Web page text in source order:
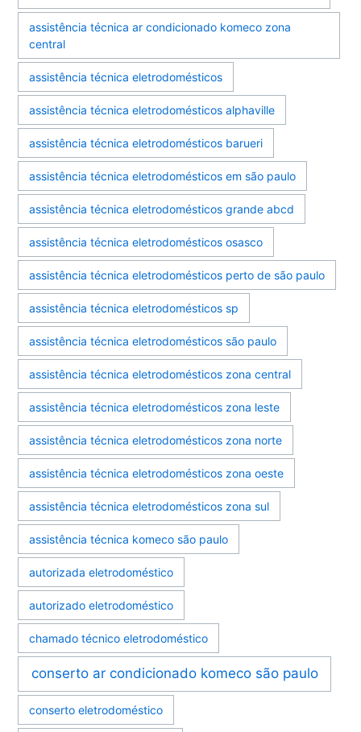
assistência técnica ar condicionado komeco zona
central
assistência técnica eletrodomésticos
assistência técnica eletrodomésticos alphaville
assistência técnica eletrodomésticos barueri
assistência técnica eletrodomésticos em são paulo
assistência técnica eletrodomésticos grande abcd
assistência técnica eletrodomésticos osasco
assistência técnica eletrodomésticos perto de são paulo
assistência técnica eletrodomésticos sp
assistência técnica eletrodomésticos são paulo
assistência técnica eletrodomésticos zona central
assistência técnica eletrodomésticos zona leste
assistência técnica eletrodomésticos zona norte
assistência técnica eletrodomésticos zona oeste
assistência técnica eletrodomésticos zona sul
assistência técnica komeco são paulo
autorizada eletrodoméstico
autorizado eletrodoméstico
chamado técnico eletrodoméstico
conserto ar condicionado komeco são paulo
conserto eletrodoméstico